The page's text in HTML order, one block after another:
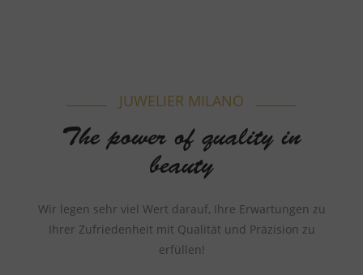
JUWELIER MILANO
The power of quality in
beauty
Wir legen sehr viel Wert darauf, Ihre Erwartungen zu
Ihrer Zufriedenheit mit Qualität und Präzision zu
erfüllen!